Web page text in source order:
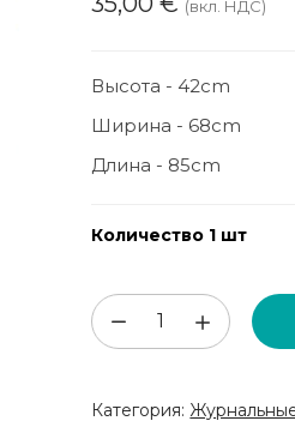
(вкл. НДС)
Высота - 42cm
Ширина - 68cm
Длина - 85cm
Количество 1 шт
Количество
товара
из
Категория: